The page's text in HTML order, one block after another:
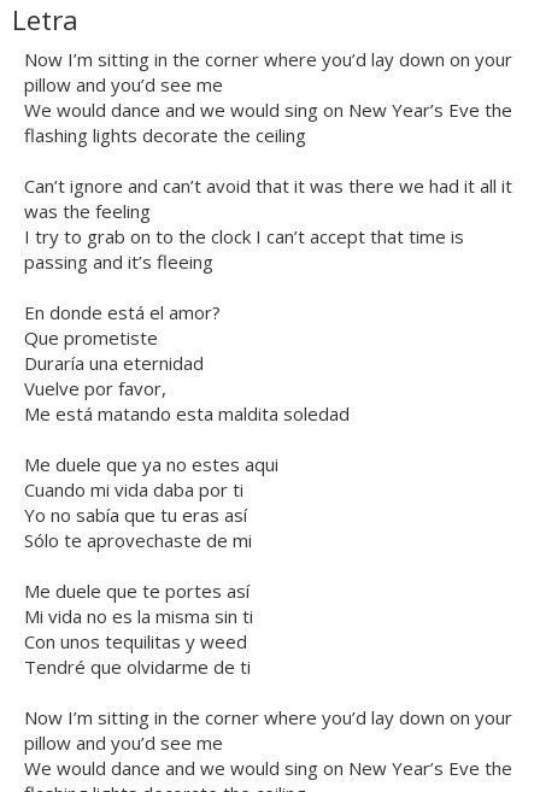
Letra
Now I’m sitting in the corner where you’d lay down on your
pillow and you’d see me
We would dance and we would sing on New Year’s Eve the
flashing lights decorate the ceiling
Can’t ignore and can’t avoid that it was there we had it all it
was the feeling
I try to grab on to the clock I can’t accept that time is
passing and it’s fleeing
En donde está el amor?
Que prometiste
Duraría una eternidad
Vuelve por favor,
Me está matando esta maldita soledad
Me duele que ya no estes aqui
Cuando mi vida daba por ti
Yo no sabía que tu eras así
Sólo te aprovechaste de mi
Me duele que te portes así
Mi vida no es la misma sin ti
Con unos tequilitas y weed
Tendré que olvidarme de ti
Now I’m sitting in the corner where you’d lay down on your
pillow and you’d see me
We would dance and we would sing on New Year’s Eve the